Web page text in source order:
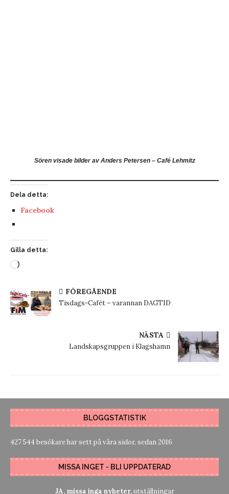
Sören visade bilder av Anders Petersen – Café Lehmitz
Dela detta:
Facebook
Gilla detta:
FÖREGÅENDE
Tisdags-Cafét – varannan DAGTID
NÄSTA
Landskapsgruppen i Klagshamn
BLOGGSTATISTIK
427 544 besökare har sett på våra sidor, sedan 2016
MISSA INGET - BLI UPPDATERAD
JA, missa inga nyheter,utställningar